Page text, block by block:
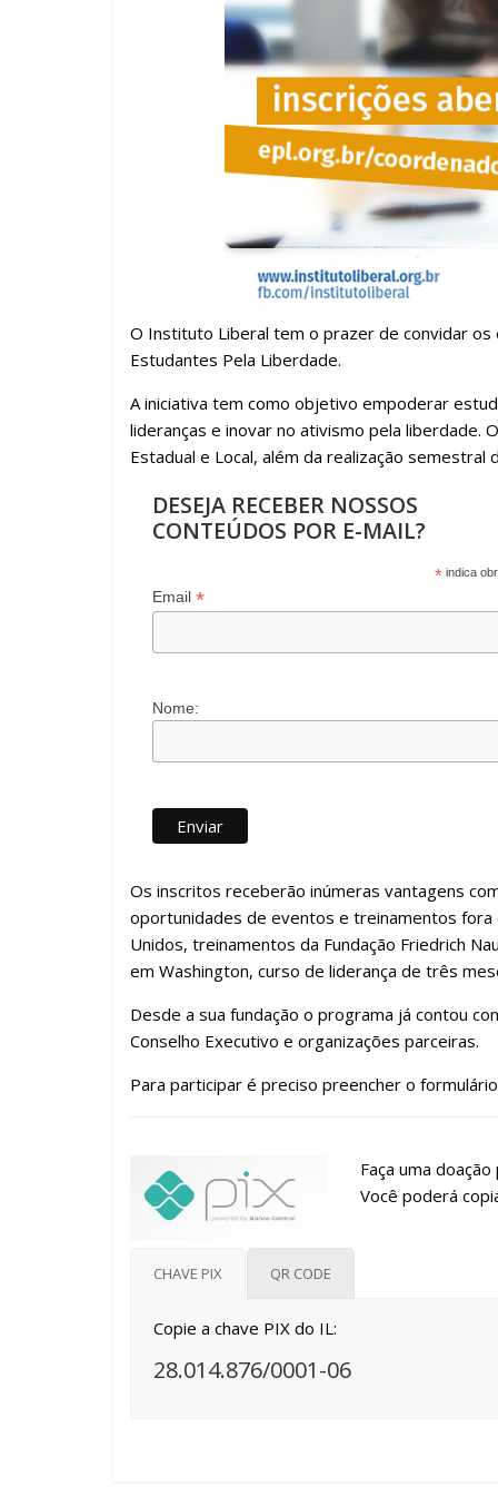
O Instituto Liberal tem o prazer de convidar
Estudantes Pela Liberdade.
A iniciativa tem como objetivo empoderar
lideranças e inovar no ativismo pela liberdade.
Estadual e Local, além da realização semestral
DESEJA RECEBER NOSSOS
CONTEÚDOS POR E-MAIL?
*indica
Email *
Nome:
Os inscritos receberão inúmeras vantagens
oportunidades de eventos e treinamentos
Unidos, treinamentos da Fundação Friedrich
em Washington, curso de liderança de três
Desde a sua fundação o programa já contou
Conselho Executivo e organizações parceiras.
Para participar é preciso preencher o
Faça uma
Você poderá
CHAVE PIX QR CODE
Copie a chave PIX do IL:
28.014.876/0001-06